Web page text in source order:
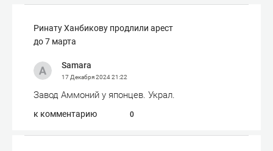
Ринату Ханбикову продлили арест
до 7 марта
Samara
17 Декабря 202421:22
Завод Аммоний у японцев. Украл.
к комментарию 0